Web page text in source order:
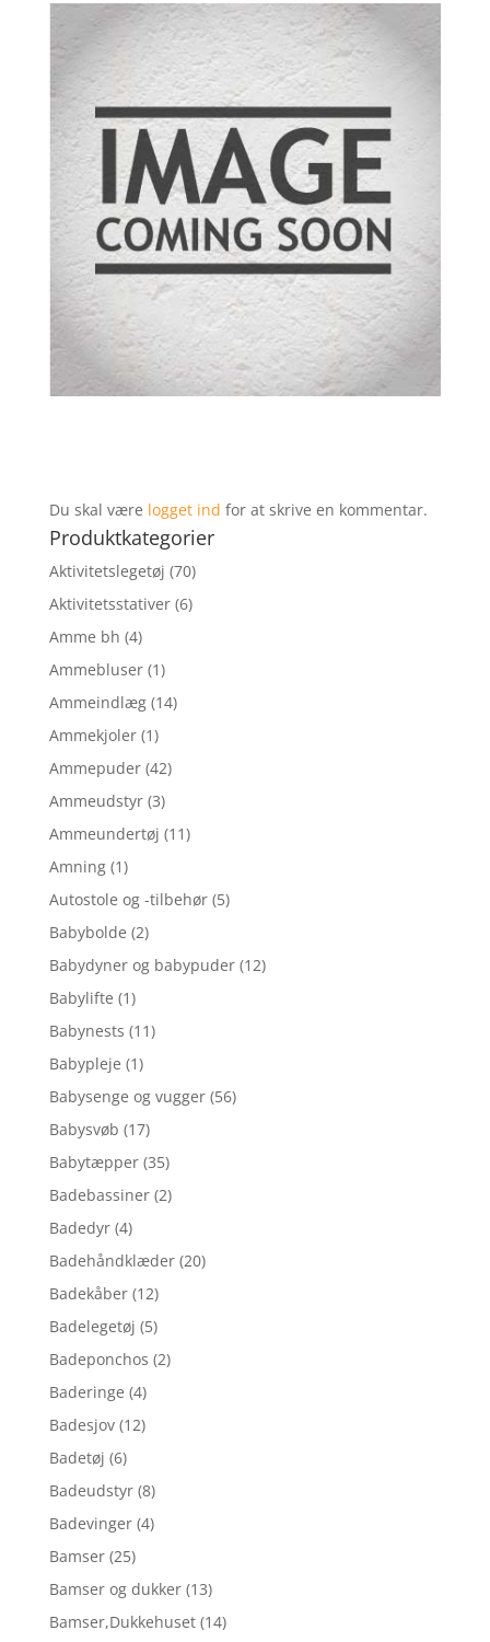
Du skal være logget ind for at skrive en kommentar.
Produktkategorier
Aktivitetslegetøj (70)
Aktivitetsstativer (6)
Amme bh (4)
Ammebluser (1)
Ammeindlæg (14)
Ammekjoler (1)
Ammepuder (42)
Ammeudstyr (3)
Ammeundertøj (11)
Amning (1)
Autostole og -tilbehør (5)
Babybolde (2)
Babydyner og babypuder (12)
Babylifte (1)
Babynests (11)
Babypleje (1)
Babysenge og vugger (56)
Babysvøb (17)
Babytæpper (35)
Badebassiner (2)
Badedyr (4)
Badehåndklæder (20)
Badekåber (12)
Badelegetøj (5)
Badeponchos (2)
Baderinge (4)
Badesjov (12)
Badetøj (6)
Badeudstyr (8)
Badevinger (4)
Bamser (25)
Bamser og dukker (13)
Bamser,Dukkehuset (14)